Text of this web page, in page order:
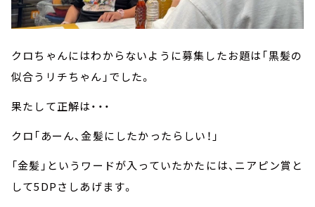
クロちゃんにはわからないように募集したお題は「黒髪の
似合うリチちゃん」でした。
果たして正解は・・・
クロ「あーん、金髪にしたかったらしい！」
「金髪」というワードが入っていたかたには、ニアピン賞と
して5DPさしあげます。